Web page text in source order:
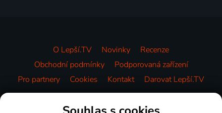
O Lepší.TV Novinky
Recenze
Obchodní podmínky
Podporovaná zařízení
Pro partnery
Cookies Kontakt Darovat Lepší.TV
Videotéka